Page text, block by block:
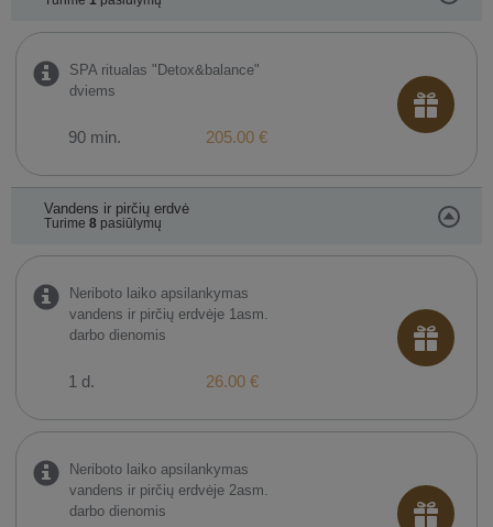
SPA ritualas "Detox&balance"
dviems
90 min. 205.00 €
Vandens ir pirčių erdvė
Turime 8pasiūlymų
Neriboto laiko apsilankymas
vandens ir pirčių erdvėje 1asm.
darbo dienomis
1 d. 26.00 €
Neriboto laiko apsilankymas
vandens ir pirčių erdvėje 2asm.
darbo dienomis